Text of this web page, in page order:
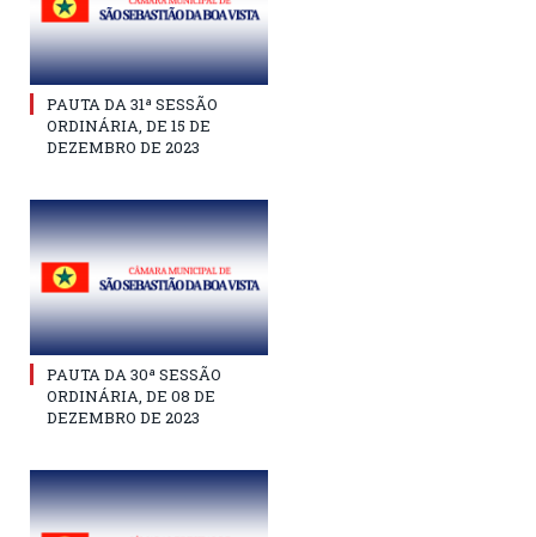
PAUTA DA 31ª SESSÃO
ORDINÁRIA, DE 15 DE
DEZEMBRO DE 2023
PAUTA DA 30ª SESSÃO
ORDINÁRIA, DE 08 DE
DEZEMBRO DE 2023